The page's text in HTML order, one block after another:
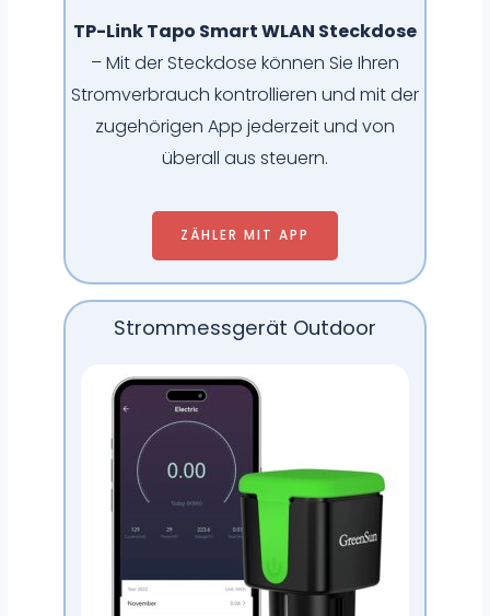
TP-Link Tapo Smart WLAN Steckdose
– Mit der Steckdose können Sie Ihren
Stromverbrauch kontrollieren und mit der
zugehörigen App jederzeit und von
überall aus steuern.
ZÄHLER MIT APP
Strommessgerät Outdoor